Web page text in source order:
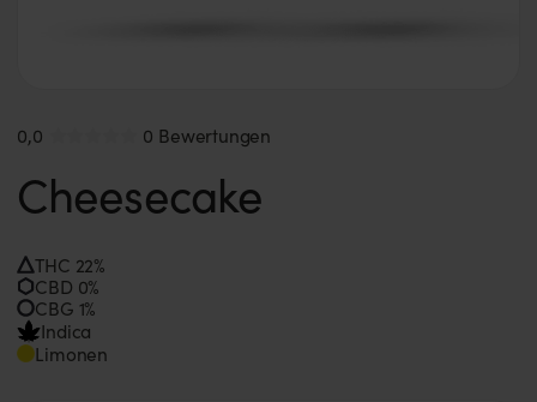
0,0 0 Bewertungen
Cheesecake
THC 22%
CBD 0%
CBG 1%
Indica
Limonen